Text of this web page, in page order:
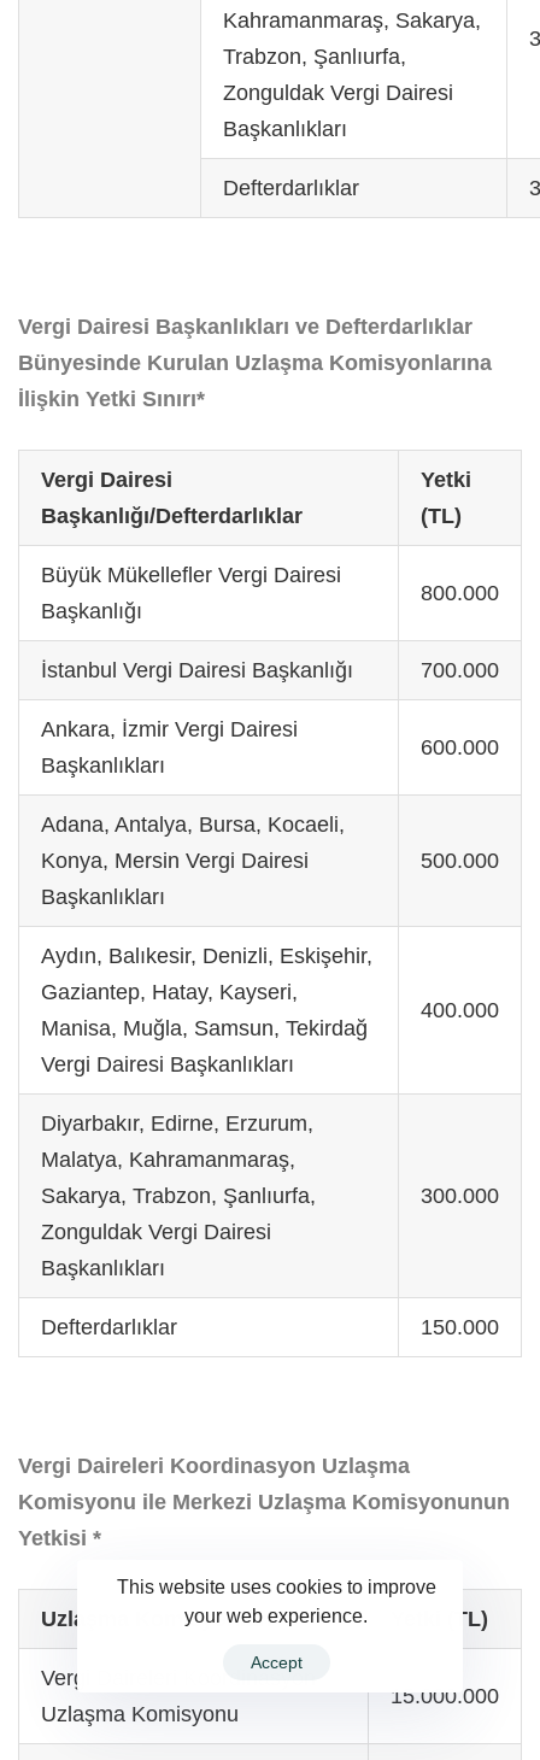
Kahramanmaraş, Sakarya,
Trabzon, Şanlıurfa,
Zonguldak Vergi Dairesi
Başkanlıkları
Defterdarlıklar
Vergi Dairesi Başkanlıkları ve Defterdarlıklar
Bünyesinde Kurulan Uzlaşma Komisyonlarına
İlişkin Yetki Sınırı*
Vergi Dairesi
Başkanlığı/Defterdarlıklar
Yetki
(TL)
Büyük Mükellefler Vergi Dairesi
Başkanlığı
800.000
İstanbul Vergi Dairesi Başkanlığı 700.000
Ankara, İzmir Vergi Dairesi
Başkanlıkları
600.000
Adana, Antalya, Bursa, Kocaeli,
Konya, Mersin Vergi Dairesi
Başkanlıkları
500.000
Aydın, Balıkesir, Denizli, Eskişehir,
Gaziantep, Hatay, Kayseri,
Manisa, Muğla, Samsun, Tekirdağ
Vergi Dairesi Başkanlıkları
400.000
Diyarbakır, Edirne, Erzurum,
Malatya, Kahramanmaraş,
Sakarya, Trabzon, Şanlıurfa,
Zonguldak Vergi Dairesi
Başkanlıkları
300.000
Defterdarlıklar 150.000
Vergi Daireleri Koordinasyon Uzlaşma
Komisyonu ile Merkezi Uzlaşma Komisyonunun
Yetkisi *
Uzlaşma Komisyonları Yetki (TL)
Vergi Daireleri Koordinasyon
Uzlaşma Komisyonu
15.000.000
This website uses cookies to improve
your web experience.
Accept